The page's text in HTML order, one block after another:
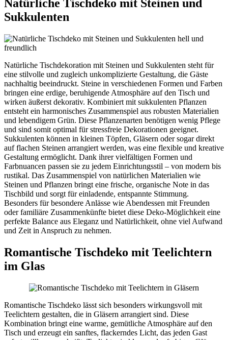
Natürliche Tischdeko mit Steinen und
Sukkulenten
Natürliche Tischdekoration mit Steinen und Sukkulenten steht für
eine stilvolle und zugleich unkomplizierte Gestaltung, die Gäste
nachhaltig beeindruckt. Steine in verschiedenen Formen und Farben
bringen eine erdige, beruhigende Atmosphäre auf den Tisch und
wirken äußerst dekorativ. Kombiniert mit sukkulenten Pflanzen
entsteht ein harmonisches Zusammenspiel aus robusten Materialien
und lebendigem Grün. Diese Pflanzenarten benötigen wenig Pflege
und sind somit optimal für stressfreie Dekorationen geeignet.
Sukkulenten können in kleinen Töpfen, Gläsern oder sogar direkt
auf flachen Steinen arrangiert werden, was eine flexible und kreative
Gestaltung ermöglicht. Dank ihrer vielfältigen Formen und
Farbnuancen passen sie zu jedem Einrichtungsstil – von modern bis
rustikal. Das Zusammenspiel von natürlichen Materialien wie
Steinen und Pflanzen bringt eine frische, organische Note in das
Tischbild und sorgt für einladende, entspannte Stimmung.
Besonders für besondere Anlässe wie Abendessen mit Freunden
oder familiäre Zusammenkünfte bietet diese Deko-Möglichkeit eine
perfekte Balance aus Eleganz und Natürlichkeit, ohne viel Aufwand
und Zeit in Anspruch zu nehmen.
Romantische Tischdeko mit Teelichtern
im Glas
Romantische Tischdeko lässt sich besonders wirkungsvoll mit
Teelichtern gestalten, die in Gläsern arrangiert sind. Diese
Kombination bringt eine warme, gemütliche Atmosphäre auf den
Tisch und erzeugt ein sanftes, flackerndes Licht, das jeden Gast